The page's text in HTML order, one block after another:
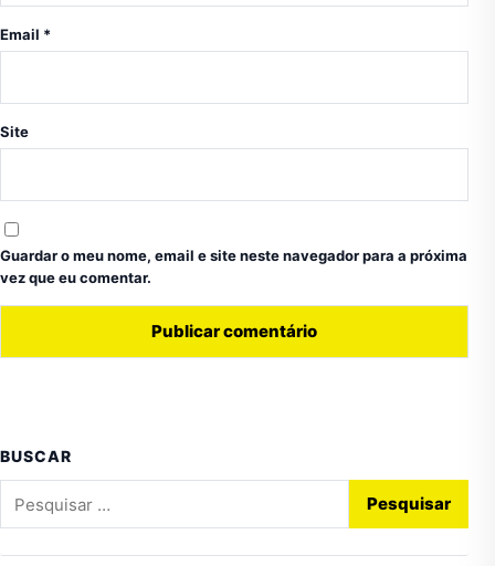
Email *
Site
Guardar o meu nome, email e site neste navegador para a próxima
vez que eu comentar.
BUSCAR